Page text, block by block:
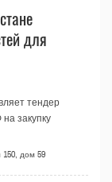
для
тендер
закупку
150, дом 59